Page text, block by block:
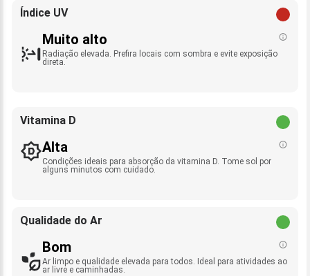
Índice UV
Muito alto
Radiação elevada. Prefira locais com sombra e evite exposição
direta.
Vitamina D
Alta
Condições ideais para absorção da vitamina D. Tome sol por
alguns minutos com cuidado.
Qualidade do Ar
Bom
Ar limpo e qualidade elevada para todos. Ideal para atividades ao
ar livre e caminhadas.